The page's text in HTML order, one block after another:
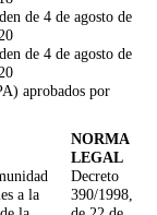
de 4 de agosto de
de 4 de agosto de
aprobados por
NORMA
LEGAL
a la
Decreto
390/1998,